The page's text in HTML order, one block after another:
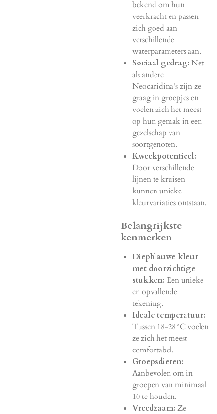
bekend om hun
veerkracht en passen
zich goed aan
verschillende
waterparameters aan.
Sociaal gedrag: Net
als andere
Neocaridina's zijn ze
graag in groepjes en
voelen zich het meest
op hun gemak in een
gezelschap van
soortgenoten.
Kweekpotentieel:
Door verschillende
lijnen te kruisen
kunnen unieke
kleurvariaties ontstaan.
Belangrijkste
kenmerken
Diepblauwe kleur
met doorzichtige
stukken: Een unieke
en opvallende
tekening.
Ideale temperatuur:
Tussen 18-28°C voelen
ze zich het meest
comfortabel.
Groepsdieren:
Aanbevolen om in
groepen van minimaal
10 te houden.
Vreedzaam: Ze